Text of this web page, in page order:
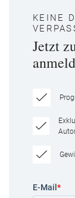
KEINE
Jetzt
E-Mail *